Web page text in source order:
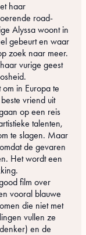
haar
road-
Alyssa woont in
gebeurt en waar
zoek naar meer.
vurige geest
in Europa te
vriend uit
op een reis
talenten,
te slagen. Maar
de gevaren
Het wordt een
film over
vooral blauwe
die niet met
vullen ze
en de